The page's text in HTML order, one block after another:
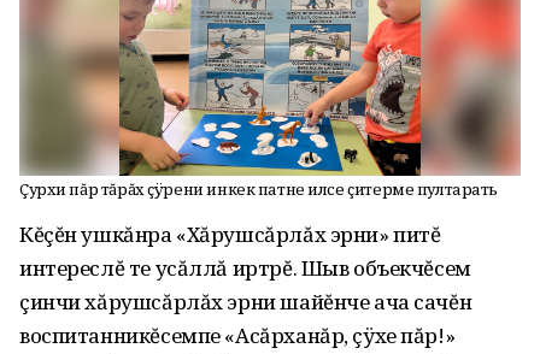
Çурхи пăр тăрăх çÿрени инкек патне илсе çитерме пултарать
Кĕçĕн ушкăнра «Хăрушсăрлăх эрни» питĕ
интереслĕ те усăллă иртрĕ. Шыв объекчĕсем
çинчи хăрушсăрлăх эрни шайĕнче ача сачĕн
воспитанникĕсемпе «Асăрханăр, çÿхе пăр!»